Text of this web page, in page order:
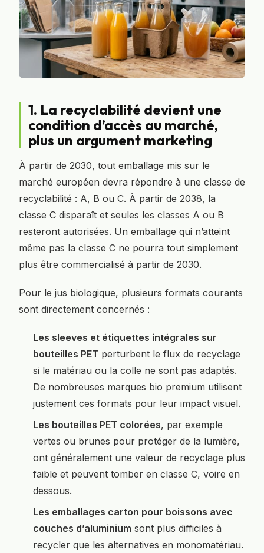
1. La recyclabilité devient une
condition d’accès au marché,
plus un argument marketing
À partir de 2030, tout emballage mis sur le
marché européen devra répondre à une classe de
recyclabilité : A, B ou C. À partir de 2038, la
classe C disparaît et seules les classes A ou B
resteront autorisées. Un emballage qui n’atteint
même pas la classe C ne pourra tout simplement
plus être commercialisé à partir de 2030.
Pour le jus biologique, plusieurs formats courants
sont directement concernés :
Les sleeves et étiquettes intégrales sur
bouteilles PET perturbent le flux de recyclage
si le matériau ou la colle ne sont pas adaptés.
De nombreuses marques bio premium utilisent
justement ces formats pour leur impact visuel.
Les bouteilles PET colorées, par exemple
vertes ou brunes pour protéger de la lumière,
ont généralement une valeur de recyclage plus
faible et peuvent tomber en classe C, voire en
dessous.
Les emballages carton pour boissons avec
couches d’aluminium sont plus difficiles à
recycler que les alternatives en monomatériau.